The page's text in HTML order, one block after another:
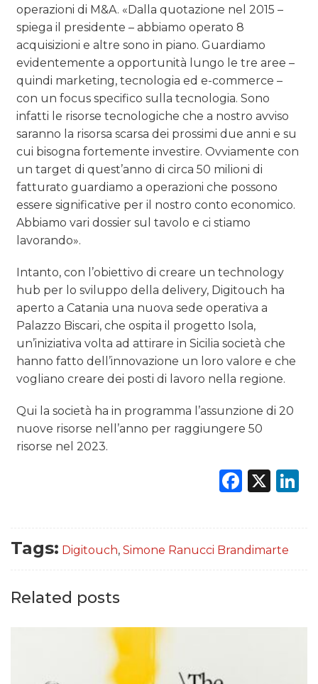
operazioni di M&A. «Dalla quotazione nel 2015 –
spiega il presidente – abbiamo operato 8
acquisizioni e altre sono in piano. Guardiamo
evidentemente a opportunità lungo le tre aree –
quindi marketing, tecnologia ed e-commerce –
con un focus specifico sulla tecnologia. Sono
infatti le risorse tecnologiche che a nostro avviso
saranno la risorsa scarsa dei prossimi due anni e su
cui bisogna fortemente investire. Ovviamente con
un target di quest’anno di circa 50 milioni di
fatturato guardiamo a operazioni che possono
essere significative per il nostro conto economico.
Abbiamo vari dossier sul tavolo e ci stiamo
lavorando».
Intanto, con l’obiettivo di creare un technology
hub per lo sviluppo della delivery, Digitouch ha
aperto a Catania una nuova sede operativa a
Palazzo Biscari, che ospita il progetto Isola,
un’iniziativa volta ad attirare in Sicilia società che
hanno fatto dell’innovazione un loro valore e che
vogliano creare dei posti di lavoro nella regione.
Qui la società ha in programma l’assunzione di 20
nuove risorse nell’anno per raggiungere 50
risorse nel 2023.
X
Tags: Digitouch, Simone Ranucci Brandimarte
Related posts